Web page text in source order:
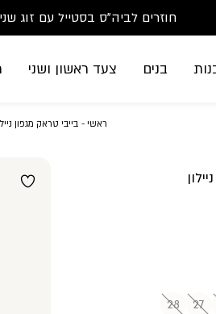
משלוח חינם בקנייה מעל 299₪ | זמני אספקה עד 5 ימי עסקים
חוזרים לביה"ס בסטייל עם זוג שני
סנדלים-הזדמנות אחרונה-החל
בנים צעד ראשון ושני
ראשי ראשי
בייבי טראק מגפון
27
28